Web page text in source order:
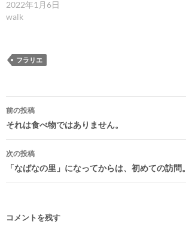
2022年1月6日
walk
フラリエ
投
稿
ナ
ビ
ゲ
シ
前の投稿
それは食べ物ではありません。
次の投稿
「なばなの里」になってからは、初めての訪問。
コメントを残す